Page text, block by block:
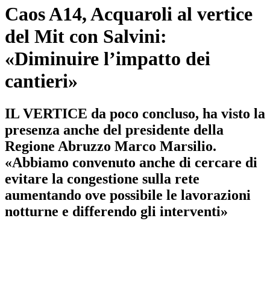
Caos A14, Acquaroli al vertice
del Mit con Salvini:
«Diminuire l’impatto dei
cantieri»
IL VERTICE da poco concluso, ha visto la
presenza anche del presidente della
Regione Abruzzo Marco Marsilio.
«Abbiamo convenuto anche di cercare di
evitare la congestione sulla rete
aumentando ove possibile le lavorazioni
notturne e differendo gli interventi»